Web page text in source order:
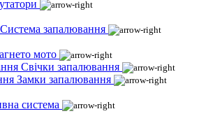
Система запалювання
мото
Свічки запалювання
Замки запалювання
система